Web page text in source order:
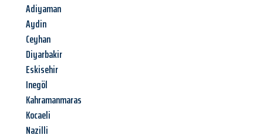
Adiyaman
Aydin
Ceyhan
Diyarbakir
Eskisehir
Inegöl
Kahramanmaras
Kocaeli
Nazilli